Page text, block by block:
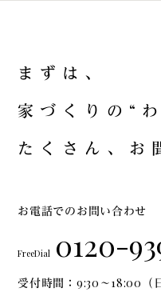
ま ず は 、
家 づ く り の “ わ
た く さ ん 、 お
お電話でのお問い合わせ
FreeDial 0120-
受付時間：9:30～18:00（